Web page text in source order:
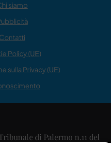
siamo
Contatti
Policy (UE)
sulla Privacy (UE)
di Palermo n.11 del